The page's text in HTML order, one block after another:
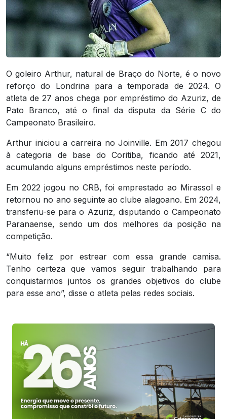
O goleiro Arthur, natural de Braço do Norte, é o novo
reforço do Londrina para a temporada de 2024. O
atleta de 27 anos chega por empréstimo do Azuriz, de
Pato Branco, até o final da disputa da Série C do
Campeonato Brasileiro.
Arthur iniciou a carreira no Joinville. Em 2017 chegou
à categoria de base do Coritiba, ficando até 2021,
acumulando alguns empréstimos neste período.
Em 2022 jogou no CRB, foi emprestado ao Mirassol e
retornou no ano seguinte ao clube alagoano. Em 2024,
transferiu-se para o Azuriz, disputando o Campeonato
Paranaense, sendo um dos melhores da posição na
competição.
“Muito feliz por estrear com essa grande camisa.
Tenho certeza que vamos seguir trabalhando para
conquistarmos juntos os grandes objetivos do clube
para esse ano”, disse o atleta pelas redes sociais.